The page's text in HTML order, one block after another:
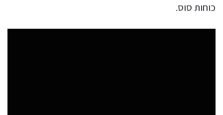
כוחות סוס.